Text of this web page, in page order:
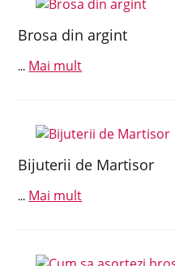
Brosa din argint
... Mai mult
Bijuterii de Martisor
... Mai mult